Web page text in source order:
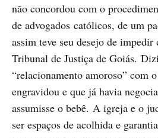
não concordou com o
de advogados católicos, de um
assim teve seu desejo de
Tribunal de Justiça de Goiás.
“relacionamento amoroso” com
engravidou e que já havia
assumisse o bebê. A igreja e o
ser espaços de acolhida e